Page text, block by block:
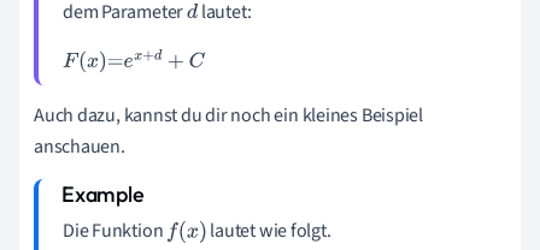
dem Parameterdlautet:
F(x)=ex+d+C
Auch dazu, kannst du dir noch ein kleines Beispiel
anschauen.
Die Funktionf(x)
lautet wie folgt.